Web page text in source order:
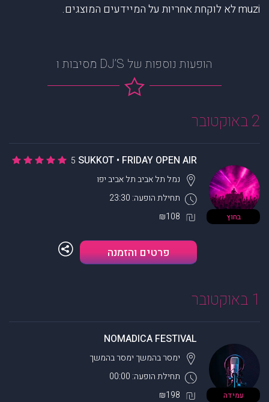
muzi לא לוקחת אחריות על המיידעים המוצגים.
הופעות נוספות של DJ’S מסיבות ו
2 באוקטובר
בחוץ
SUKKOT • FRIDAY OPEN AIR
5
תחילת הופעה: 23:30
נמל תל אביבתל אביב יפו
₪108
פרטים והזמנה
1 באוקטובר
עמידה
NOMADICA FESTIVAL
תחילת הופעה: 00:00
ימסר בהמשך ימסר בהמשך
₪198